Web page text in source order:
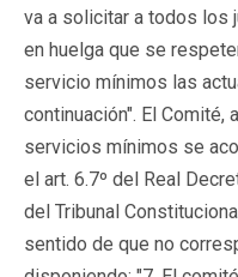
va a solicitar a todos los
en huelga que se
servicio mínimos las
continuación". El Comité,
servicios mínimos se
el art. 6.7º del Real
del Tribunal
sentido de que no